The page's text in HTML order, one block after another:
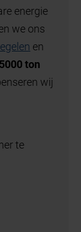
energie
we ons
en
ton
wij
te